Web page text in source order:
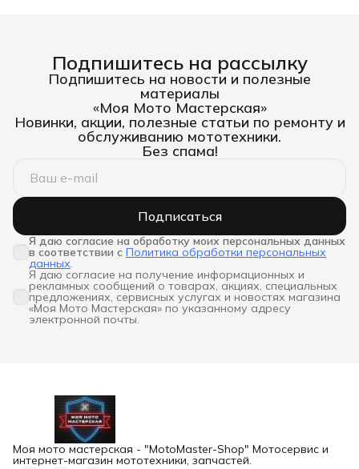
Подпишитесь на рассылку
Подпишитесь на новости и полезные
материалы
«Моя Мото Мастерская»
Новинки, акции, полезные статьи по ремонту и
обслуживанию мототехники.
Без спама!
Подписаться
Я даю согласие на обработку моих персональных данных
в соответствии с Политика обработки персональных
данных.
Я даю согласие на получение информационных и
рекламных сообщений о товарах, акциях, специальных
предложениях, сервисных услугах и новостях магазина
«Моя Мото Мастерская» по указанному адресу
электронной почты.
Моя мото мастерская - "MotoMaster-Shop" Мотосервис и
интернет-магазин мототехники, запчастей.